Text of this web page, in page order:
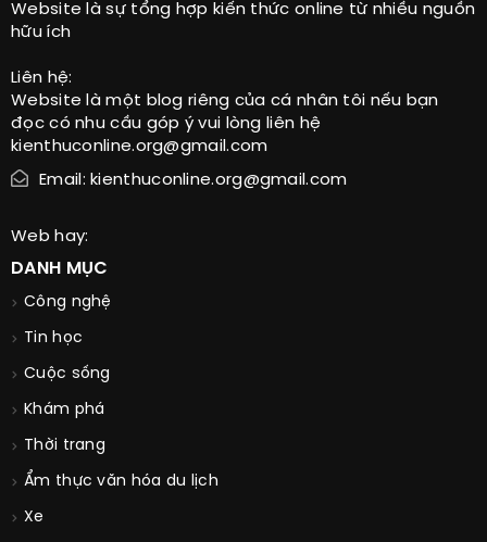
Website là sự tổng hợp kiến thức online từ nhiều nguồn
hữu ích
Liên hệ:
Website là một blog riêng của cá nhân tôi nếu bạn
đọc có nhu cầu góp ý vui lòng liên hệ
kienthuconline.org@gmail.com
Email: kienthuconline.org@gmail.com
Web hay:
DANH MỤC
Công nghệ
Tin học
Cuộc sống
Khám phá
Thời trang
Ẩm thực văn hóa du lịch
Xe